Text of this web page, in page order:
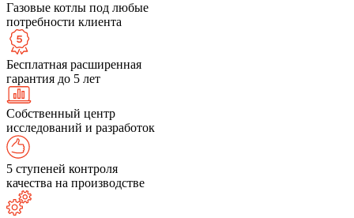
Газовые котлы под любые
потребности клиента
Бесплатная расширенная
гарантия до 5 лет
Собственный центр
исследований и разработок
5 ступеней контроля
качества на производстве